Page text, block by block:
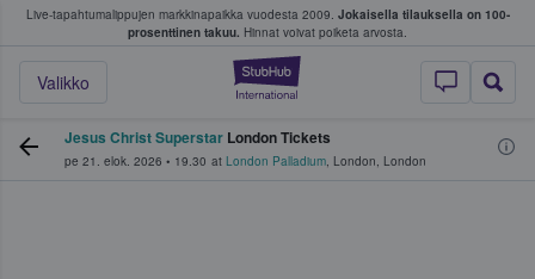
Live-tapahtumalippujen markkinapaikka vuodesta 2009. Jokaisella tilauksella on 100-
prosenttinen takuu. Hinnat voivat poiketa arvosta.
StubHub -
Valikko
fanit ostavat ja myyvät lippuja
Jesus Christ Superstar London Tickets
pe 21. elok. 2026 • 19.30 at London Palladium, London, London